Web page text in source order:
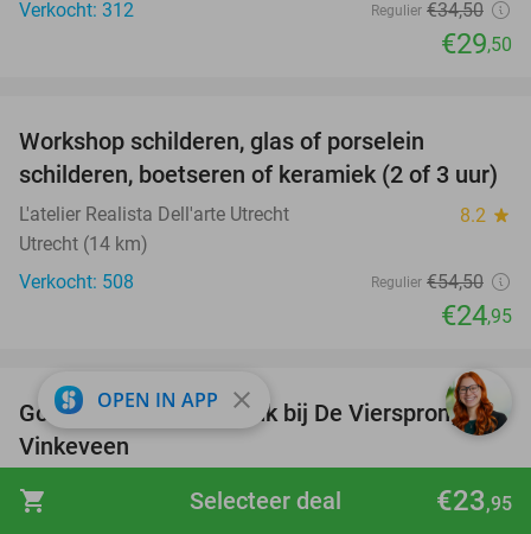
shopping_cart €23,95
Selecteer deal
Verkocht: 312
Regulier €34,50
€29,50
Workshop schilderen, glas of porselein
schilderen, boetseren of keramiek (2 of 3 uur)
L'atelier Realista Dell'arte Utrecht 8.2 star
Utrecht (14 km)
Verkocht: 508
Regulier €54,50
€24,95
31%
Goedgevulde lunchplank bij De Viersprong
Vinkeveen
De Viersprong Vinkeveen 9.8
Vinkeveen (11 km)
OPEN IN APP close